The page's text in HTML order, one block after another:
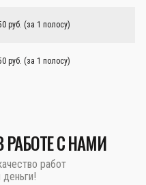
руб. (за 1 полосу)
руб. (за 1 полосу)
С НАМИ
работ